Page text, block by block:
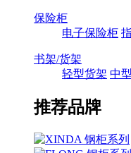
保险柜
电子保险柜
书架/货架
轻型货架 中
推荐品牌